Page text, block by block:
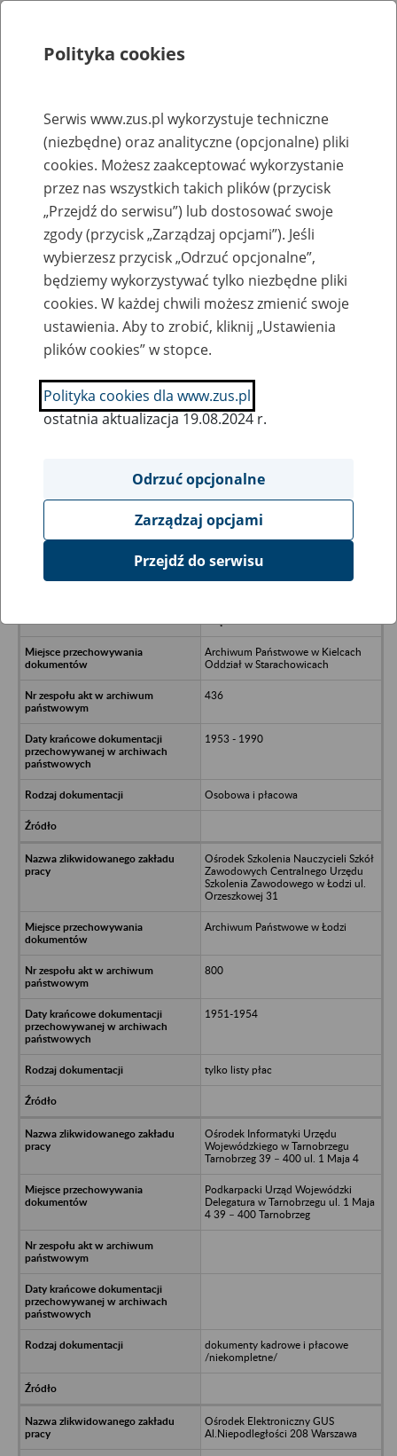
Rejestry, ewidencje i archiwa
Baza zlikwidowanych lub
przekształconych zakładów pracy
Nazwa zakładu pracy:
SZUKAJ
Ukryj wszystkie pozycje bazy
Ośrodek Szkolenia Zawodowego
Archiwum Państwowe w Kielcach
Oddział w Starachowicach
436
1953 - 1990
Osobowa i płacowa
Ośrodek Szkolenia Nauczycieli Szkół
Zawodowych Centralnego Urzędu
Szkolenia Zawodowego w Łodzi ul.
Orzeszkowej 31
Archiwum Państwowe w Łodzi
800
1951-1954
tylko listy płac
Ośrodek Informatyki Urzędu
Wojewódzkiego w Tarnobrzegu
Tarnobrzeg 39 – 400 ul. 1 Maja 4
Podkarpacki Urząd Wojewódzki
Delegatura w Tarnobrzegu ul. 1 Maja
4 39 – 400 Tarnobrzeg
dokumenty kadrowe i płacowe
/niekompletne/
Ośrodek Elektroniczny GUS
Al.Niepodległości 208 Warszawa
Polityka cookies
Serwis www.zus.pl wykorzystuje techniczne
(niezbędne) oraz analityczne (opcjonalne) pliki
cookies. Możesz zaakceptować wykorzystanie
przez nas wszystkich takich plików (przycisk
„Przejdź do serwisu”) lub dostosować swoje
zgody (przycisk „Zarządzaj opcjami”). Jeśli
wybierzesz przycisk „Odrzuć opcjonalne”,
będziemy wykorzystywać tylko niezbędne pliki
cookies. W każdej chwili możesz zmienić swoje
ustawienia. Aby to zrobić, kliknij „Ustawienia
plików cookies” w stopce.
Polityka cookies dla www.zus.pl
ostatnia aktualizacja 19.08.2024 r.
Odrzuć opcjonalne
Zarządzaj opcjami
Przejdź do serwisu